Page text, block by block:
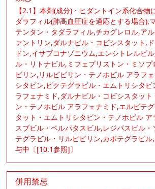
【2.1】本剤(成分)・ヒダントイン系化合物
ダラフィル(肺高血圧症を適応とする場合),
テンタン・タダラフィル,チカグレロル,ア
ァントリン,ダルナビル・コビシスタット,
ドン,イサブコナゾニウム,エンシトレルビ
ル・リトナビル,ミフェプリストン・ミソ
ビリン,リルピビリン・テノホビル アラフ
シタビン,ビクテグラビル・エムトリシタ
ラフェナミド,ダルナビル・コビシスタッ
ン・テノホビル アラフェナミド,エルビテ
タット・エムトリシタビン・テノホビル
スブビル・ベルパタスビル,レジパスビル
テグラビル・リルピビリン,カボテグラビ
与中〔[10.1参照]〕
併用禁忌